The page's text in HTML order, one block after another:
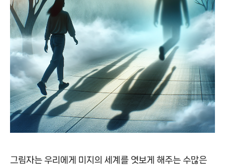
그림자는 우리에게 미지의 세계를 엿보게 해주는 수많은